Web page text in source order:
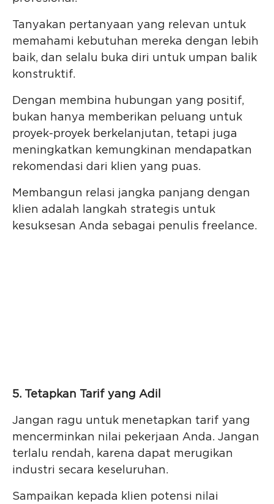
Tanyakan pertanyaan yang relevan untuk
memahami kebutuhan mereka dengan lebih
baik, dan selalu buka diri untuk umpan balik
konstruktif.
Dengan membina hubungan yang positif,
bukan hanya memberikan peluang untuk
proyek-proyek berkelanjutan, tetapi juga
meningkatkan kemungkinan mendapatkan
rekomendasi dari klien yang puas.
Membangun relasi jangka panjang dengan
klien adalah langkah strategis untuk
kesuksesan Anda sebagai penulis freelance.
5. Tetapkan Tarif yang Adil
Jangan ragu untuk menetapkan tarif yang
mencerminkan nilai pekerjaan Anda. Jangan
terlalu rendah, karena dapat merugikan
industri secara keseluruhan.
Sampaikan kepada klien potensi nilai